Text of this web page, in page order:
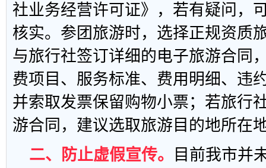
社业务经营许可证》，若有疑问，
核实。参团旅游时，选择正规资质
与旅行社签订详细的电子旅游合同
费项目、服务标准、费用明细、违
并索取发票保留购物小票；若旅行
游合同，建议选取旅游目的地所在
二、防止虚假宣传。
目前我市并